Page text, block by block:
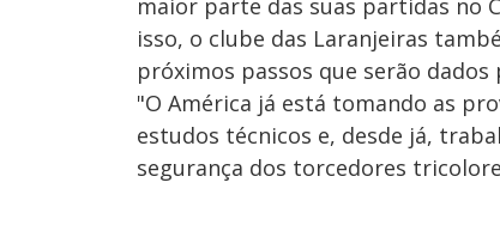
maior parte das suas partidas no
isso, o clube das Laranjeiras
próximos passos que serão
"O América já está tomando as
estudos técnicos e, desde já,
segurança dos torcedores